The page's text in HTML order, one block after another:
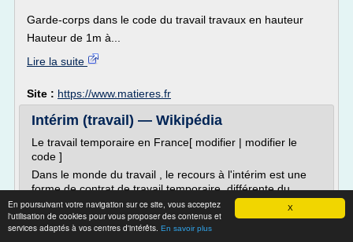
X
En poursuivant votre navigation sur ce site, vous acceptez
l'utilisation de cookies pour vous proposer des contenus et
services adaptés à vos centres d'intérêts. En savoir plus
Garde-corps dans le code du travail travaux en hauteur
Hauteur de 1m à...
Lire la suite
Site : https://www.matieres.fr
Intérim (travail) — Wikipédia
Le travail temporaire en France[ modifier | modifier le
code ]
Dans le monde du travail , le recours à l'intérim est une
forme de contrat de travail temporaire, différente du
contrat à durée déterminée (CDD). Légalisé par la loi 72-
1 du 3 janvier 1972 [1] , l'intérim est destiné initialement à
assurer le remplacement exceptionnel des employés